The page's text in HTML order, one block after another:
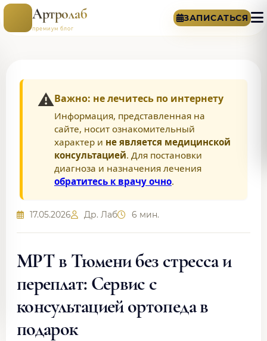
Артролаб
премиум блог
ЗАПИСАТЬСЯ
⚠️Важно: не лечитесь по интернету
Информация, представленная на
сайте, носит ознакомительный
характер и не является медицинской
консультацией. Для постановки
диагноза и назначения лечения
обратитесь к врачу очно.
17.05.2026 Др. Лаб 6 мин.
МРТ в Тюмени без стресса и
переплат: Сервис с
консультацией ортопеда в
подарок